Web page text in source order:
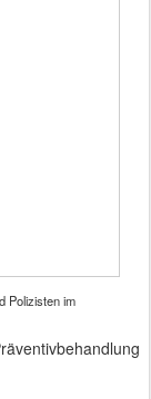
Polizisten im